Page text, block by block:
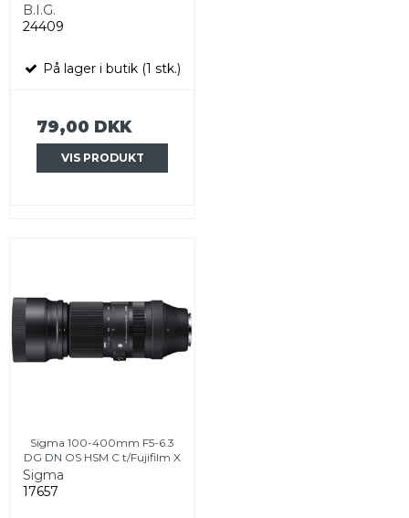
B.I.G.
24409
På lager i butik (1 stk.)
79,00 DKK
VIS PRODUKT
Sigma 100-400mm F5-6.3
DG DN OS HSM C t/Fujifilm X
Sigma
17657